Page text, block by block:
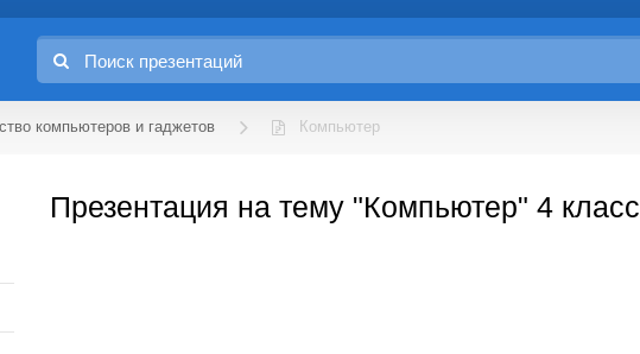
компьютеров и гаджетов Компьютер
Презентация на тему "Компьютер" 4 класс